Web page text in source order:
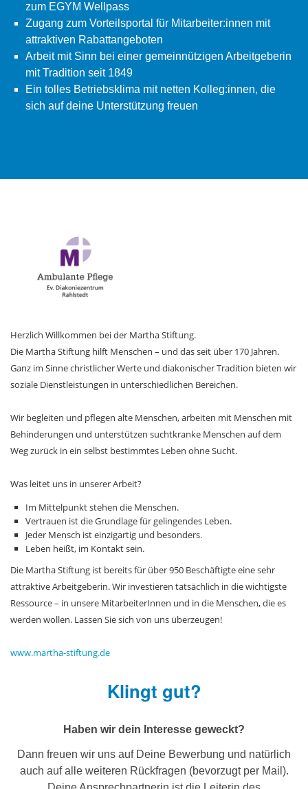
zum EGYM Wellpass
Zugang zum Vorteilsportal für Mitarbeiter:innen mit
attraktiven Rabattangeboten
Arbeit mit Sinn bei einer gemeinnützigen Arbeitgeberin
mit Tradition seit 1849
Ein tolles Betriebsklima mit netten Kolleg:innen, die
sich auf deine Unterstützung freuen
Herzlich Willkommen bei der Martha Stiftung.
Die Martha Stiftung hilft Menschen – und das seit über 170 Jahren.
Ganz im Sinne christlicher Werte und diakonischer Tradition bieten wir
soziale Dienstleistungen in unterschiedlichen Bereichen.
Wir begleiten und pflegen alte Menschen, arbeiten mit Menschen mit
Behinderungen und unterstützen suchtkranke Menschen auf dem
Weg zurück in ein selbst bestimmtes Leben ohne Sucht.
Was leitet uns in unserer Arbeit?
Im Mittelpunkt stehen die Menschen.
Vertrauen ist die Grundlage für gelingendes Leben.
Jeder Mensch ist einzigartig und besonders.
Leben heißt, im Kontakt sein.
Die Martha Stiftung ist bereits für über 950 Beschäftigte eine sehr
attraktive Arbeitgeberin. Wir investieren tatsächlich in die wichtigste
Ressource – in unsere MitarbeiterInnen und in die Menschen, die es
werden wollen. Lassen Sie sich von uns überzeugen!
www.martha-stiftung.de
Klingt gut?
Haben wir dein Interesse geweckt?
Dann freuen wir uns auf Deine Bewerbung und natürlich
auch auf alle weiteren Rückfragen (bevorzugt per Mail).